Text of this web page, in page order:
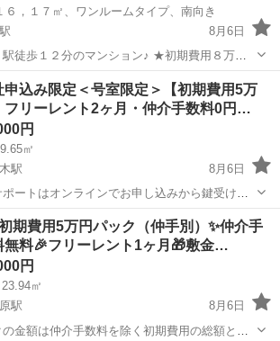
６，１７㎡、ワンルームタイプ、南向き
8月6日
２分のマンション♪ ★初期費用８万円
５分と便利！ ★マンション近くにス
関内駅 マンション
申込み限定＜号室限定＞【初期費用5万
フリーレント2ヶ月・仲介手数料0円…
円
㎡
駅
8月6日
ートはオンラインでお申し込みから鍵受け渡
会社です😊 多くのご要望を頂いていたクレジ
みですので全国のお客様からお問い合わせを
LINE公...
本厚木駅 マンション 初期
期費用5万円パック（仲手別）✨仲介手
無料🎉フリーレント1ヶ月🎁敷金…
円
㎡
駅
8月6日
金額は仲介手数料を除く初期費用の総額とな